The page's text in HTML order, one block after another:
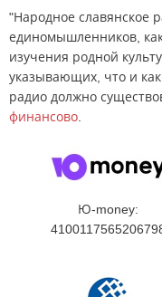
"Народное славянское
единомышленников,
изучения родной
указывающих, что и как
радио должно
финансово
Ю-money: